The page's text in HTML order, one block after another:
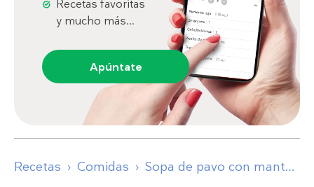
Recetas favoritas
y mucho más...
Apúntate
Recetas Comidas Sopa de pavo con mantequilla de cilantro